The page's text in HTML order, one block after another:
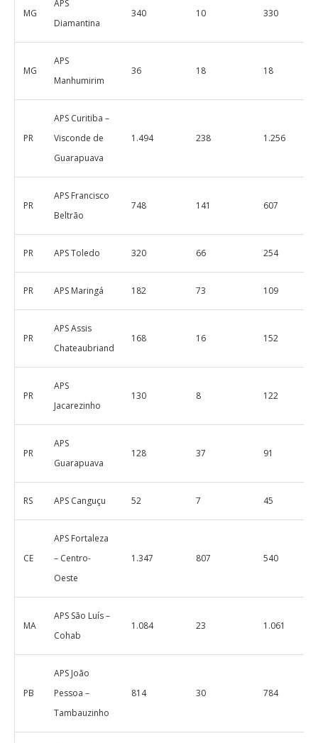
MG
APS
Diamantina
340 10 330
MG
APS
Manhumirim
36 18 18
PR
APS Curitiba –
Visconde de
Guarapuava
1.494 238 1.256
PR
APS Francisco
Beltrão
748 141 607
PR APS Toledo 320 66 254
PR APS Maringá 182 73 109
PR
APS Assis
Chateaubriand
168 16 152
PR
APS
Jacarezinho
130 8 122
PR
APS
Guarapuava
128 37 91
RS APS Canguçu 52 7 45
CE
APS Fortaleza
– Centro-
Oeste
1.347 807 540
MA
APS São Luís –
Cohab
1.084 23 1.061
PB
APS João
Pessoa –
Tambauzinho
814 30 784